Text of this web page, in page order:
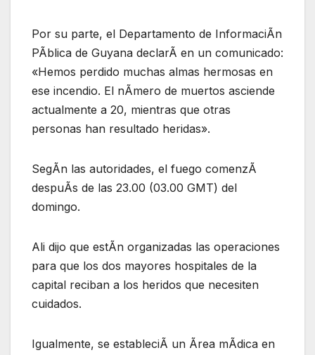
Por su parte, el Departamento de InformaciÃn
PÃblica de Guyana declarÃ en un comunicado:
«Hemos perdido muchas almas hermosas en
ese incendio. El nÃmero de muertos asciende
actualmente a 20, mientras que otras
personas han resultado heridas».
SegÃn las autoridades, el fuego comenzÃ
despuÃs de las 23.00 (03.00 GMT) del
domingo.
Ali dijo que estÃn organizadas las operaciones
para que los dos mayores hospitales de la
capital reciban a los heridos que necesiten
cuidados.
Igualmente, se estableciÃ un Ãrea mÃdica en